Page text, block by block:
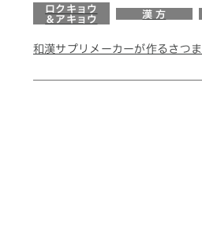
ロクキョウ
＆アキョウ
漢 方
和漢サプリメーカーが作るさつ